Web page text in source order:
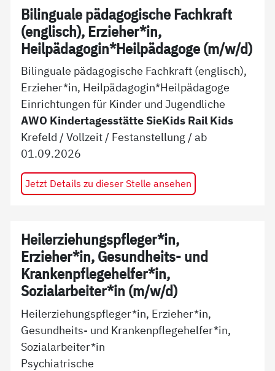
Bilinguale pädagogische Fachkraft
(englisch), Erzieher*in,
Heilpädagogin*Heilpädagoge (m/w/d)
Bilinguale pädagogische Fachkraft (englisch),
Erzieher*in, Heilpädagogin*Heilpädagoge
Einrichtungen für Kinder und Jugendliche
AWO Kindertagesstätte SieKids Rail Kids
Krefeld /Vollzeit / Festanstellung / ab
01.09.2026
Jetzt Details zu dieser Stelle ansehen
Heilerziehungspfleger*in,
Erzieher*in, Gesundheits- und
Krankenpflegehelfer*in,
Sozialarbeiter*in (m/w/d)
Heilerziehungspfleger*in, Erzieher*in,
Gesundheits- und Krankenpflegehelfer*in,
Sozialarbeiter*in
Psychiatrische